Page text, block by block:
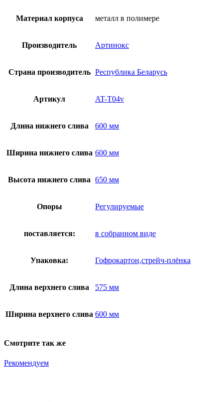
Материал корпуса металл в полимере
Производитель Артинокс
Страна производитель Республика Беларусь
Артикул AT-T04v
Длина нижнего слива 600 мм
Ширина нижнего слива 600 мм
Высота нижнего слива 650 мм
Опоры Регулируемые
поставляется: в собранном виде
Упаковка: Гофрокартон,стрейч-плёнка
Длина верхнего слива 575 мм
Ширина верхнего слива 600 мм
Смотрите так же
Рекомендуем